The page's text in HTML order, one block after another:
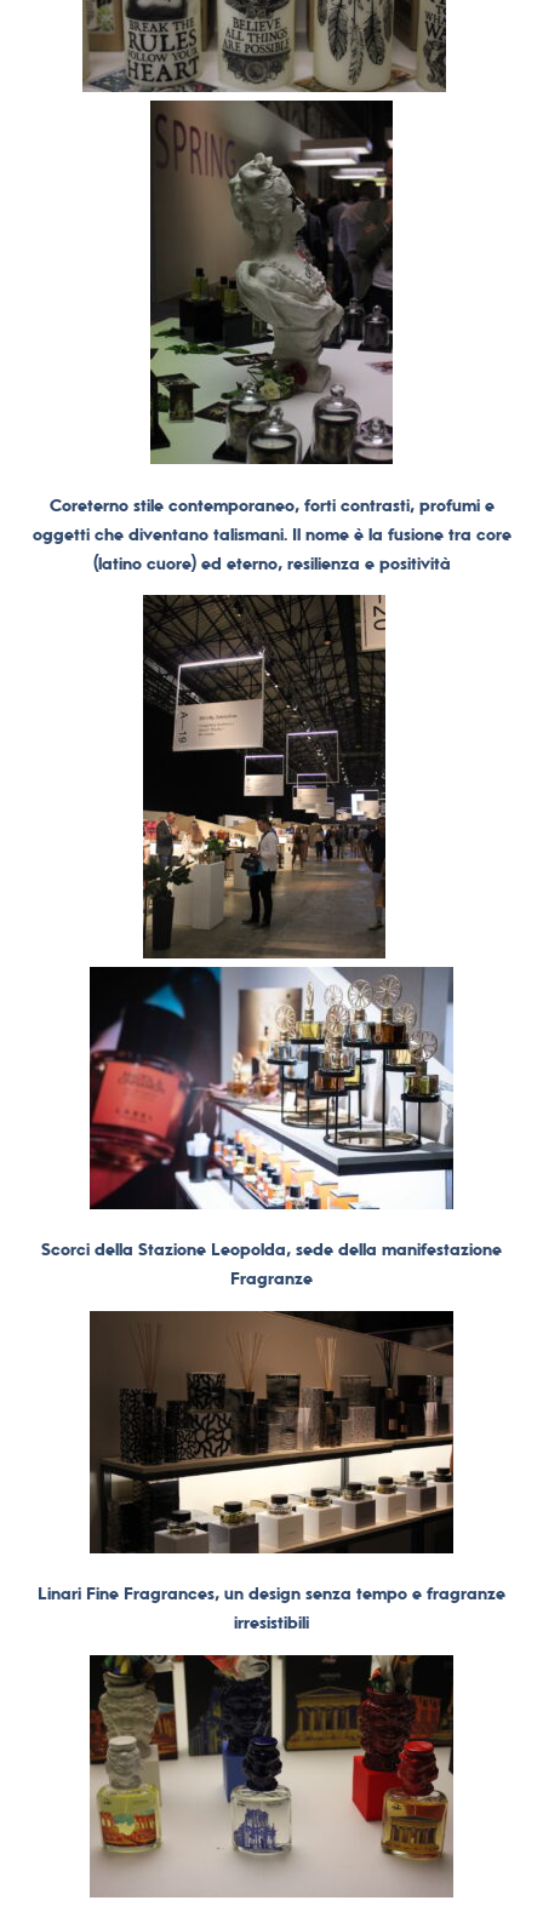
Coreterno stile contemporaneo, forti contrasti, profumi e
oggetti che diventano talismani. Il nome è la fusione tra core
(latino cuore) ed eterno, resilienza e positività
Scorci della Stazione Leopolda, sede della manifestazione
Fragranze
Linari Fine Fragrances, un design senza tempo e fragranze
irresistibili